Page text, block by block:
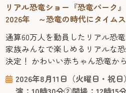
リアル恐竜ショー『恐竜パーク
2026年 ～恐竜の時代にタイム
に学べる！
通算60万人を動員したリアル恐
家族みんなで楽しめるリアルな
決定！ かわいい赤ちゃん恐竜か
スまで登場する、オーストラリ
竜ショー「恐竜パーク」は、恐
2026年8月11日（火曜日・祝